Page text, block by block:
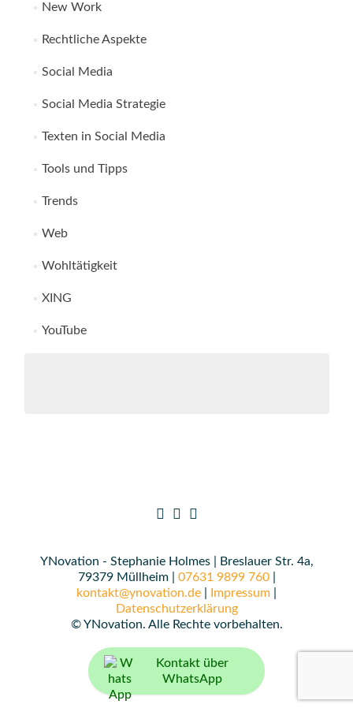
New Work
Rechtliche Aspekte
Social Media
Social Media Strategie
Texten in Social Media
Tools und Tipps
Trends
Web
Wohltätigkeit
XING
YouTube
YNovation - Stephanie Holmes | Breslauer Str. 4a,
79379 Müllheim | 07631 9899 760|
kontakt@ynovation.de
Impressum
Datenschutzerklärung
© YNovation. Alle Rechte vorbehalten.
Kontakt über
WhatsApp